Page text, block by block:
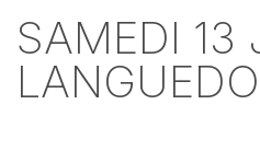
SAMEDI 13